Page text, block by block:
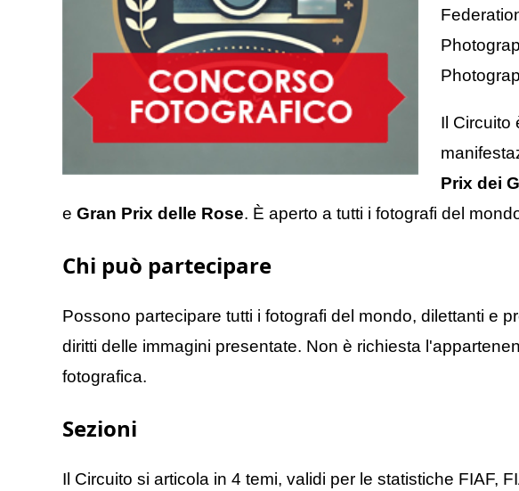
Il Circuito
Prix dei
e Gran Prix delle Rose. È aperto a tutti i fotografi del
Chi può partecipare
Possono partecipare tutti i fotografi del mondo, dilettanti e
diritti delle immagini presentate. Non è richiesta
fotografica.
Sezioni
Il Circuito si articola in 4 temi, validi per le statistiche FIAF,